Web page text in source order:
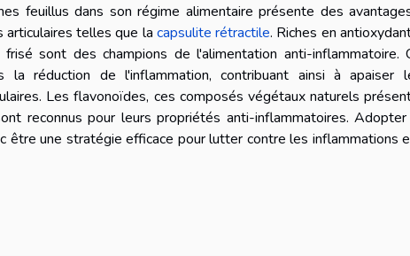
feuillus dans son régime alimentaire présente des
articulaires telles que la capsulite rétractile. Riches en
sont des champions de l'alimentation anti-inflammatoire.
la réduction de l'inflammation, contribuant ainsi à apaiser
Les flavonoïdes, ces composés végétaux naturels
reconnus pour leurs propriétés anti-inflammatoires.
être une stratégie efficace pour lutter contre les inflammations